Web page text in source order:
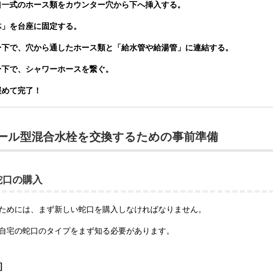
式のホース類をカウンター穴から下へ挿入する。
を台座に固定する。
で、穴から通したホース類と「給水管や給湯管」に連結する。
で、シャワーホースを繋ぐ。
て完了！
ル型混合水栓を交換するための事前準備
の購入
めには、まず新しい蛇口を購入しなければなりません。
宅の蛇口のタイプをまず知る必要があります。